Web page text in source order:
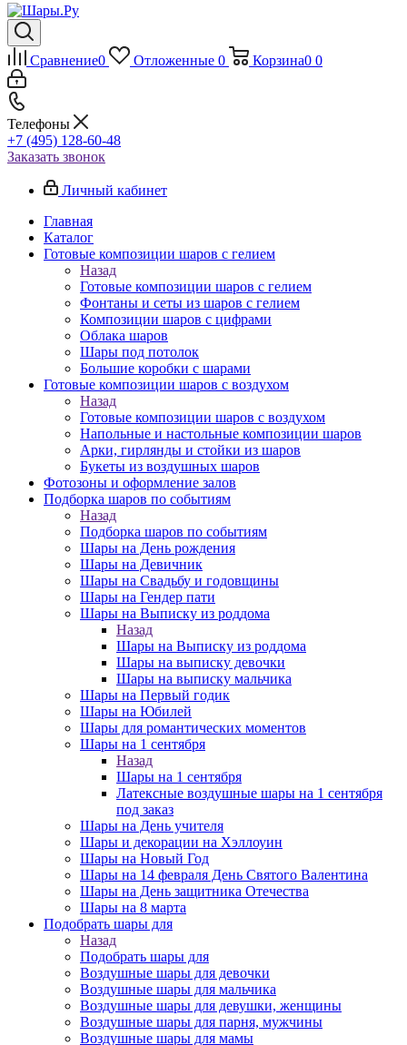
Сравнение0 Отложенные 0 Корзина0 0
Телефоны
+7 (495) 128-60-48
Заказать звонок
Личный кабинет
Главная
Каталог
Готовые композиции шаров с гелием
Назад
Готовые композиции шаров с гелием
Фонтаны и сеты из шаров с гелием
Композиции шаров с цифрами
Облака шаров
Шары под потолок
Большие коробки с шарами
Готовые композиции шаров с воздухом
Назад
Готовые композиции шаров с воздухом
Напольные и настольные композиции шаров
Арки, гирлянды и стойки из шаров
Букеты из воздушных шаров
Фотозоны и оформление залов
Подборка шаров по событиям
Назад
Подборка шаров по событиям
Шары на День рождения
Шары на Девичник
Шары на Свадьбу и годовщины
Шары на Гендер пати
Шары на Выписку из роддома
Назад
Шары на Выписку из роддома
Шары на выписку девочки
Шары на выписку мальчика
Шары на Первый годик
Шары на Юбилей
Шары для романтических моментов
Шары на 1 сентября
Назад
Шары на 1 сентября
Латексные воздушные шары на 1 сентября
под заказ
Шары на День учителя
Шары и декорации на Хэллоуин
Шары на Новый Год
Шары на 14 февраля День Святого Валентина
Шары на День защитника Отечества
Шары на 8 марта
Подобрать шары для
Назад
Подобрать шары для
Воздушные шары для девочки
Воздушные шары для мальчика
Воздушные шары для девушки, женщины
Воздушные шары для парня, мужчины
Воздушные шары для мамы